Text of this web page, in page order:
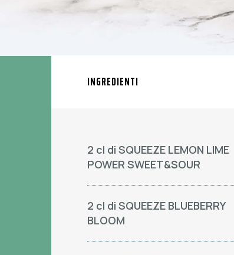
INGREDIENTI
2 cl di SQUEEZE LEMON LIME
POWER SWEET&SOUR
2 cl di SQUEEZE BLUEBERRY
BLOOM